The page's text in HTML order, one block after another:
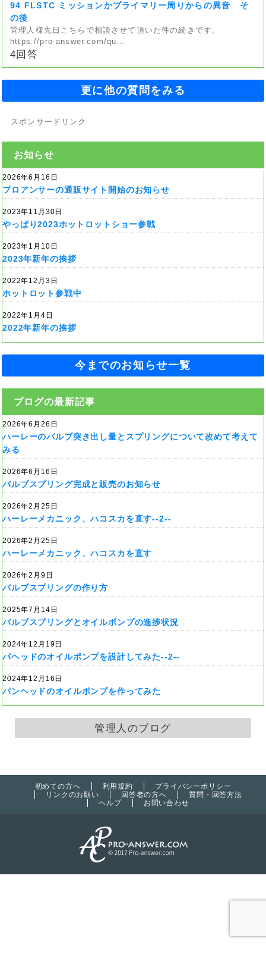
94 FLSTC ミッションかプライマリー周りからの異音 そ
の後
管理人様先日こちらで相談させて頂いた件の続きです。
https://pro-answer.com/qu…
4回答
更に他の質問をみる
スポンサードリンク
お知らせ
2026年6月16日
プロアンサーの通販サイト開始のお知らせ
2023年11月30日
やっぱり2023ホットロットショー参戦
2023年1月10日
2023年新年の挨拶
2022年12月3日
ホットロット参戦中
2022年1月4日
2022年新年の挨拶
今までのお知らせ一覧
ブログの最新記事
2026年6月26日
ハーレーのバルブ突き出し量とスプリングについて改めて考えて
みる
2026年6月16日
バルブスプリング完成と販売のお知らせ
2026年2月25日
ハーレーメカニック、ハコスカを直す--2--
2026年2月25日
ハーレーメカニック、ハコスカを直す
2026年2月9日
バルブスプリングの作り方
2025年7月14日
バルブスプリングとオイルポンプの進捗状況
2024年12月19日
パヘッドのオイルポンプを設計してみた--2--
2024年12月16日
パンヘッドのオイルポンプを作ってみた
管理人のブログ
初めての方へ 利用規約
プライバシーポリシー
リンクのお願い
回答者の方へ
質問・回答方法
ヘルプ
お問い合わせ